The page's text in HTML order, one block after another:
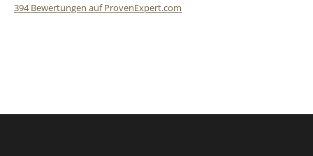
394Bewertungen auf ProvenExpert.com